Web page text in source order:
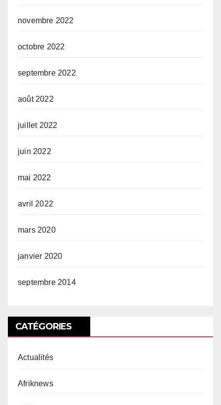
novembre 2022
octobre 2022
septembre 2022
août 2022
juillet 2022
juin 2022
mai 2022
avril 2022
mars 2020
janvier 2020
septembre 2014
CATÉGORIES
Actualités
Afriknews